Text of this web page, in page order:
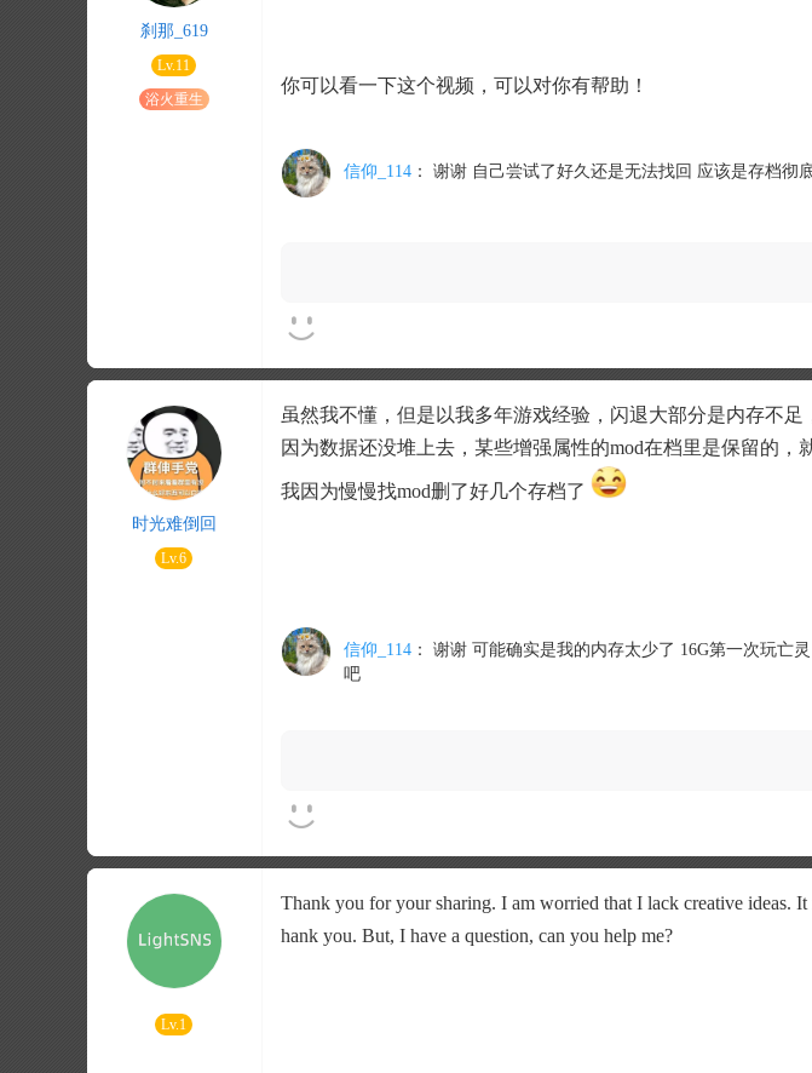
刹那_619
Lv.11
浴火重生
你可以看一下这个视频，可以对你有帮助！
信仰_114： 谢谢 自己尝试了好久还是无法找回 应该是存档彻
时光难倒回
Lv.6
虽然我不懂，但是以我多年游戏经验，闪退大部分是内存不
因为数据还没堆上去，某些增强属性的mod在档里是保留的，
我因为慢慢找mod删了好几个存档了
信仰_114： 谢谢 可能确实是我的内存太少了 16G第一次玩亡
吧
Lv.1
Thank you for your sharing. I am worried that I lack creative ideas.
hank you. But, I have a question, can you help me?